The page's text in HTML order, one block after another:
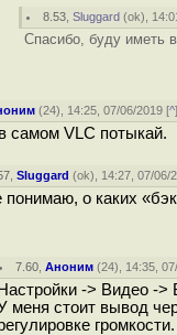
8.53 ,Sluggard (ok),
Спасибо, буду иметь
(24), 14:25, 07/06/2019 [^
самом VLC потыкай.
,Sluggard (ok), 14:27, 07/06/
понимаю, о каких
7.60 ,Аноним (24), 14:35,
Настройки -> Видео ->
меня стоит вывод
громкости.